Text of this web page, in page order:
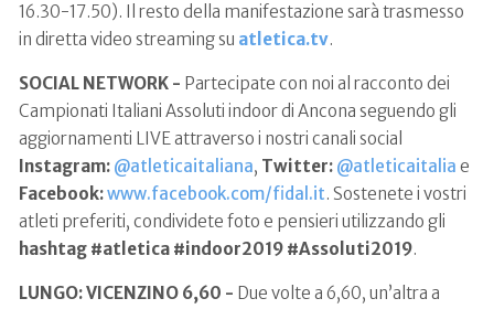
16.30-17.50). Il resto della manifestazione sarà trasmesso
in diretta video streaming su atletica.tv.
SOCIAL NETWORK - Partecipate con noi al racconto dei
Campionati Italiani Assoluti indoor di Ancona seguendo gli
aggiornamenti LIVE attraverso i nostri canali social
Instagram: @atleticaitaliana, Twitter: @atleticaitalia e
Facebook:www.facebook.com/fidal.it. Sostenete i vostri
atleti preferiti, condividete foto e pensieri utilizzando gli
hashtag #atletica #indoor2019 #Assoluti2019.
LUNGO: VICENZINO 6,60 - Due volte a 6,60, un’altra a